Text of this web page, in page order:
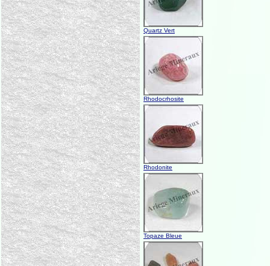
Quartz Vert
Rhodocrhosite
Rhodonite
Topaze Bleue